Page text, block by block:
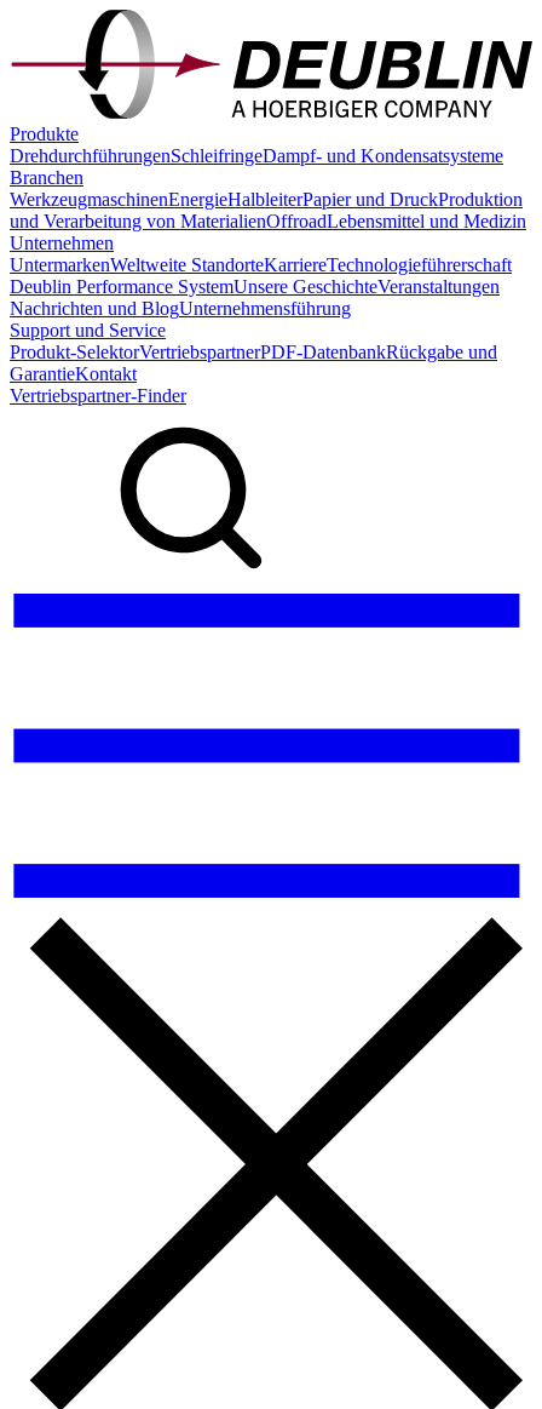
Produkte
DrehdurchführungenSchleifringeDampf- und Kondensatsysteme
Branchen
WerkzeugmaschinenEnergieHalbleiterPapier und DruckProduktion
und Verarbeitung von MaterialienOffroadLebensmittel und Medizin
Unternehmen
UntermarkenWeltweite StandorteKarriereTechnologieführerschaft
Deublin Performance SystemUnsere GeschichteVeranstaltungen
Nachrichten und BlogUnternehmensführung
Support und Service
Produkt-SelektorVertriebspartnerPDF-DatenbankRückgabe und
GarantieKontakt
Vertriebspartner-Finder